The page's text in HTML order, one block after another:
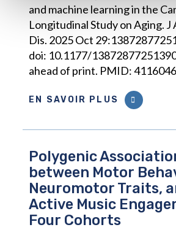
and machine learning in the
Longitudinal Study on Aging. J
Dis. 2025 Oct
doi: 10.1177/
ahead of print. PMID:
EN SAVOIR PLUS
Polygenic
between Motor
Neuromotor Traits,
Active Music
Four Cohorts